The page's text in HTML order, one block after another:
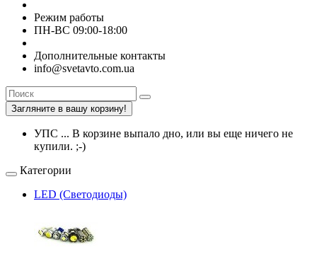
Режим работы
ПН-ВС 09:00-18:00
Дополнительные контакты
info@svetavto.com.ua
Загляните в вашу корзину!
УПС ... В корзине выпало дно, или вы еще ничего не
купили. ;-)
Категории
LED (Светодиоды)